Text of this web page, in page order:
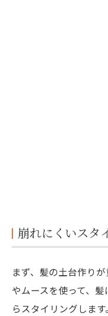
崩れにくいスタ
まず、髪の土台作り
やムースを使って、
らスタイリングしま